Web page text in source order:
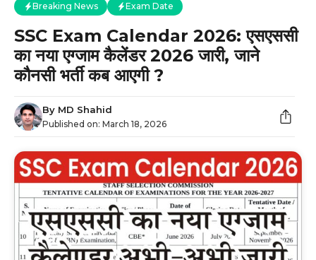
Breaking News Exam Date
SSC Exam Calendar 2026: एसएससी
का नया एग्जाम कैलेंडर 2026 जारी, जाने
कौनसी भर्ती कब आएगी ?
By MD Shahid
Published on: March 18, 2026